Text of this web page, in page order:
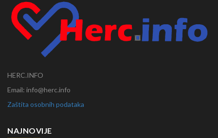
HERC.INFO
Email: info@herc.info
Zaštita osobnih podataka
NAJNOVIJE